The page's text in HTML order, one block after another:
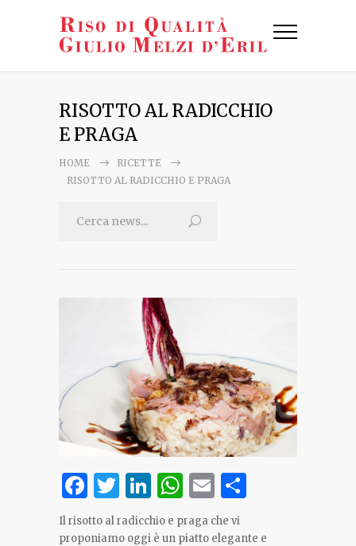
RISOTTO AL RADICCHIO
E PRAGA
HOME
RICETTE
RISOTTO AL RADICCHIO E PRAGA
Facebook
Twitter
LinkedIn
WhatsApp
Email
Il risotto al radicchio e praga che vi
proponiamo oggi è un piatto elegante e